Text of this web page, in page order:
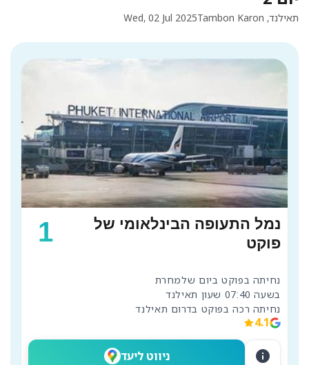
Wed, 02 Jul 2025 תאילנד, Tambon Karon
1
נמל התעופה הבינלאומי של
פוקט
בשעה 07:40 שעון תאילנד
נחיתה רכה בפוקט בדרום תאילנד
4.1
ניווט ליעד info